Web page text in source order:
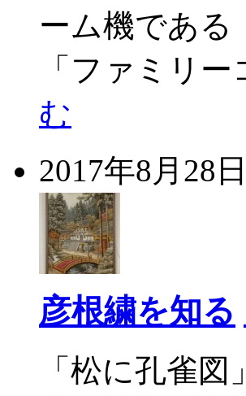
ーム機である
「ファミリ
む
2017年8月28日
彦根繍を知る
「松に孔雀